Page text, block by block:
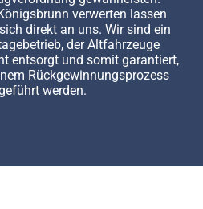
verwerten lassen
direkt an uns. Wir sind ein
der Altfahrzeuge
entsorgt und somit garantiert,
Rückgewinnungsprozess
werden.